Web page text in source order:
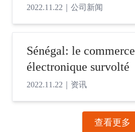
2022.11.22 公司新闻
Sénégal: le commerce
électronique survolté
2022.11.22 资讯
查看更多